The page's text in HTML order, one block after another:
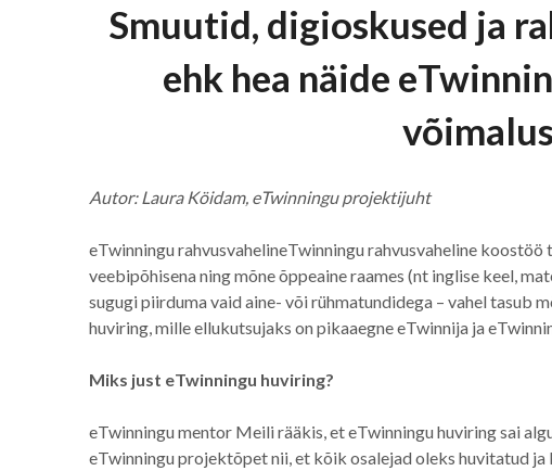
Smuutid, digioskused ja
ehk hea näide
Autor: Laura Köidam, eTwinningu projektijuht
eTwinningu rahvusvahelineTwinningu rahvusvaheline
veebipõhisena ning mõne õppeaine raames (nt inglise keel,
sugugi piirduma vaid aine- või rühmatundidega – vahel tasub
huviring, mille ellukutsujaks on pikaaegne eTwinnija ja
Miks just eTwinningu huviring?
eTwinningu mentor Meili rääkis, et eTwinningu huviring sai
eTwinningu projektõpet nii, et kõik osalejad oleks huvitatud